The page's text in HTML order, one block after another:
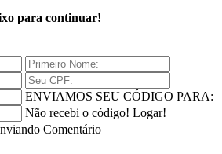
para continuar!
ENVIAMOS SEU CÓDIGO PARA:
Não recebi o código! Logar!